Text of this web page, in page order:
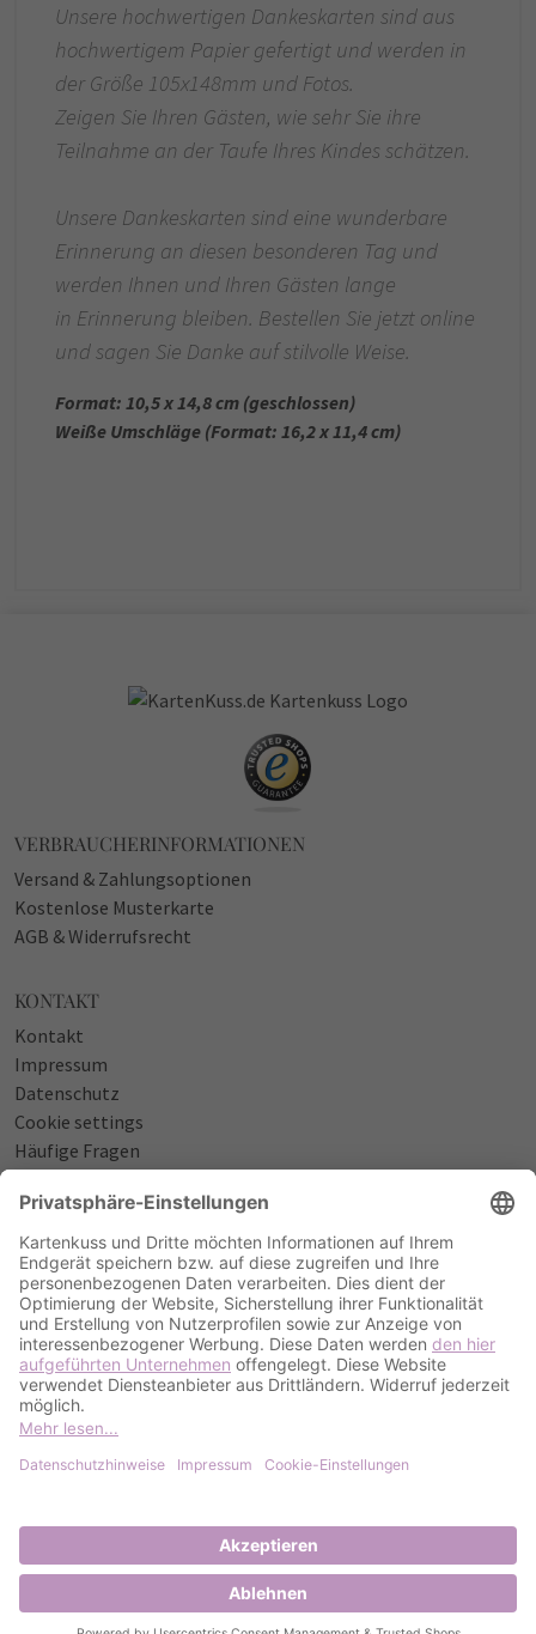
Unsere hochwertigen Dankeskarten sind aus
hochwertigem Papier gefertigt und werden in
der Größe 105x148mm und Fotos.
Zeigen Sie Ihren Gästen, wie sehr Sie ihre
Teilnahme an der Taufe Ihres Kindes schätzen.
Unsere Dankeskarten sind eine wunderbare
Erinnerung an diesen besonderen Tag und
werden Ihnen und Ihren Gästen lange
in Erinnerung bleiben. Bestellen Sie jetzt online
und sagen Sie Danke auf stilvolle Weise.
Format: 10,5 x 14,8 cm (geschlossen)
Weiße Umschläge (Format: 16,2 x 11,4 cm)
VERBRAUCHERINFORMATIONEN
Versand & Zahlungsoptionen
Kostenlose Musterkarte
AGB & Widerrufsrecht
KONTAKT
Kontakt
Impressum
Datenschutz
Cookie settings
Häufige Fragen
NÜTZLICHES
Sprüche zur Geburt
Einladungstexte zum Geburtstag
Einladungstexte zur Silberhochzeit
Qualität & Umschläge
Bestellablauf
ZAHLUNGSOPTIONEN
Kreditkarte
2023 Kartenkuss